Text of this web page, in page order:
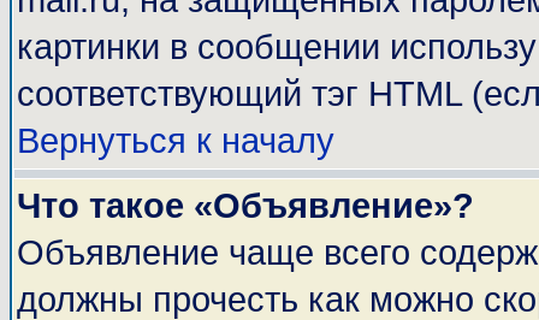
картинки в сообщении
соответствующий тэг HTML
Вернуться к началу
Что такое «Объявление»?
Объявление чаще всего
должны прочесть как можно